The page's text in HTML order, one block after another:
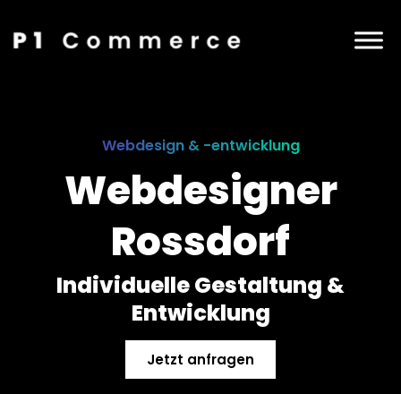
Webdesign & -entwicklung
Webdesigner
Rossdorf
Individuelle Gestaltung &
Entwicklung
Jetzt anfragen